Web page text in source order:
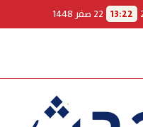
13:22 22 صفر 1448